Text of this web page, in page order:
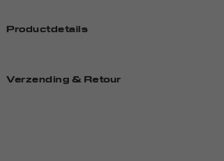
Productdetails
Verzending & Retour